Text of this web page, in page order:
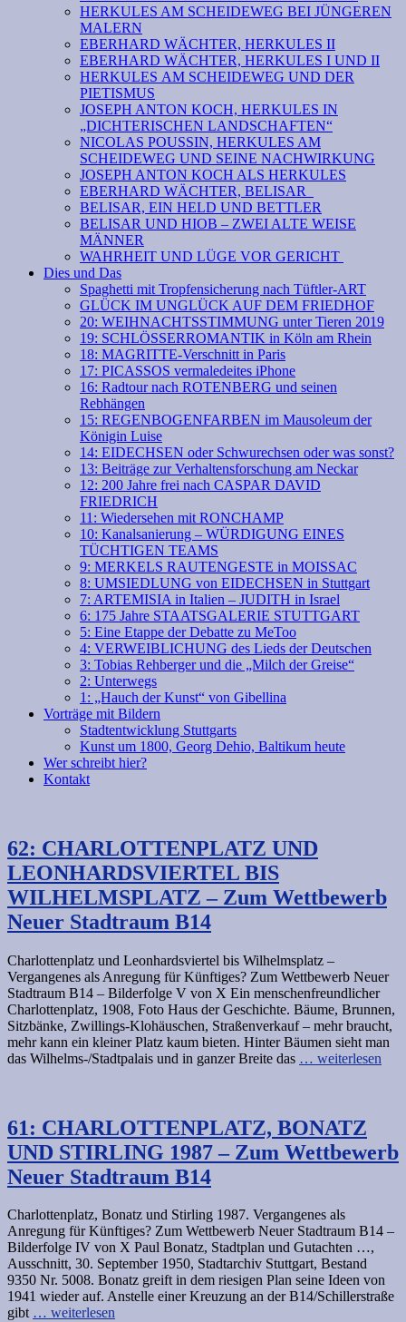
HERKULES AM SCHEIDEWEG BEI JÜNGEREN
MALERN
EBERHARD WÄCHTER, HERKULES II
EBERHARD WÄCHTER, HERKULES I UND II
HERKULES AM SCHEIDEWEG UND DER
PIETISMUS
JOSEPH ANTON KOCH, HERKULES IN
„DICHTERISCHEN LANDSCHAFTEN“
NICOLAS POUSSIN, HERKULES AM
SCHEIDEWEG UND SEINE NACHWIRKUNG
JOSEPH ANTON KOCH ALS HERKULES
EBERHARD WÄCHTER, BELISAR
BELISAR, EIN HELD UND BETTLER
BELISAR UND HIOB – ZWEI ALTE WEISE
MÄNNER
WAHRHEIT UND LÜGE VOR GERICHT
Dies und Das
Spaghetti mit Tropfensicherung nach Tüftler-ART
GLÜCK IM UNGLÜCK AUF DEM FRIEDHOF
20: WEIHNACHTSSTIMMUNG unter Tieren 2019
19: SCHLÖSSERROMANTIK in Köln am Rhein
18: MAGRITTE-Verschnitt in Paris
17: PICASSOS vermaledeites iPhone
16: Radtour nach ROTENBERG und seinen
Rebhängen
15: REGENBOGENFARBEN im Mausoleum der
Königin Luise
14: EIDECHSEN oder Schwurechsen oder was sonst?
13: Beiträge zur Verhaltensforschung am Neckar
12: 200 Jahre frei nach CASPAR DAVID
FRIEDRICH
11: Wiedersehen mit RONCHAMP
10: Kanalsanierung – WÜRDIGUNG EINES
TÜCHTIGEN TEAMS
9: MERKELS RAUTENGESTE in MOISSAC
8: UMSIEDLUNG von EIDECHSEN in Stuttgart
7: ARTEMISIA in Italien – JUDITH in Israel
6: 175 Jahre STAATSGALERIE STUTTGART
5: Eine Etappe der Debatte zu MeToo
4: VERWEIBLICHUNG des Lieds der Deutschen
3: Tobias Rehberger und die „Milch der Greise“
2: Unterwegs
1: „Hauch der Kunst“ von Gibellina
Vorträge mit Bildern
Stadtentwicklung Stuttgarts
Kunst um 1800, Georg Dehio, Baltikum heute
Wer schreibt hier?
Kontakt
62: CHARLOTTENPLATZ UND
LEONHARDSVIERTEL BIS
WILHELMSPLATZ – Zum Wettbewerb
Neuer Stadtraum B14
Charlottenplatz und Leonhardsviertel bis Wilhelmsplatz –
Vergangenes als Anregung für Künftiges? Zum Wettbewerb Neuer
Stadtraum B14 – Bilderfolge V von X Ein menschenfreundlicher
Charlottenplatz, 1908, Foto Haus der Geschichte. Bäume, Brunnen,
Sitzbänke, Zwillings-Klohäuschen, Straßenverkauf – mehr braucht,
mehr kann ein kleiner Platz kaum bieten. Hinter Bäumen sieht man
das Wilhelms-/Stadtpalais und in ganzer Breite das … weiterlesen
61: CHARLOTTENPLATZ, BONATZ
UND STIRLING 1987 – Zum Wettbewerb
Neuer Stadtraum B14
Charlottenplatz, Bonatz und Stirling 1987. Vergangenes als
Anregung für Künftiges? Zum Wettbewerb Neuer Stadtraum B14 –
Bilderfolge IV von X Paul Bonatz, Stadtplan und Gutachten …,
Ausschnitt, 30. September 1950, Stadtarchiv Stuttgart, Bestand
9350 Nr. 5008. Bonatz greift in dem riesigen Plan seine Ideen von
1941 wieder auf. Anstelle einer Kreuzung an der B14/Schillerstraße
gibt … weiterlesen